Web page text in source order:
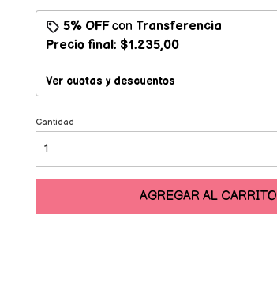
5% OFFcon Transferencia
Precio final: $1.235,00
Ver cuotas y descuentos
Cantidad
AGREGAR AL CARRITO